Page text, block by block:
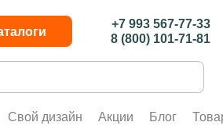
+7 993 567-77-33
8 (800) 101-71-81
Свой дизайн Акции Блог